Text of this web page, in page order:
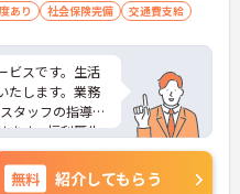
あり 社会保険完備 交通費支給
ビスです。生活
たします。業務
タッフの指導を
ます。福利厚生
ある方には、面
話しいたしま
無料 紹介してもらう